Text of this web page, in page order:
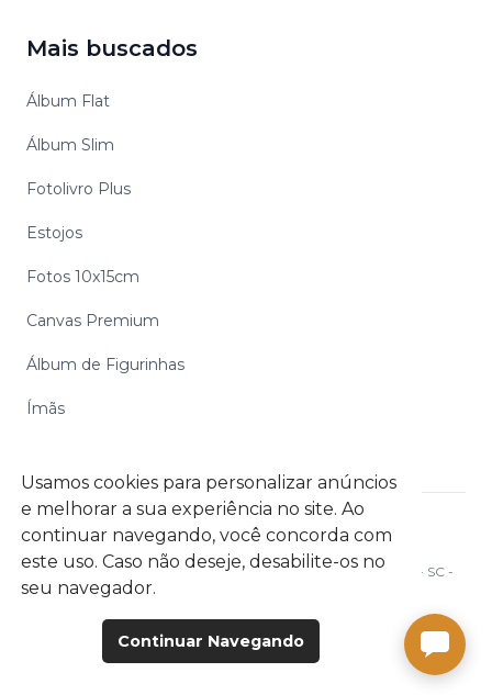
Usamos cookies para personalizar anúncios
e melhorar a sua experiência no site. Ao
continuar navegando, você concorda com
este uso. Caso não deseje, desabilite-os no
seu navegador.
Continuar Navegando
Mais buscados
Álbum Flat
Álbum Slim
Fotolivro Plus
Estojos
Fotos 10x15cm
Canvas Premium
Álbum de Figurinhas
Ímãs
Digipix Gráfica Digital S.A. CNPJ: 06.972.254/0002-39
Rua Ottokar Doerffel, 1112 Galpão C05- Atiradores - Joinville - SC -
© 2026 Digipix S/A. Todos direitos reservados.